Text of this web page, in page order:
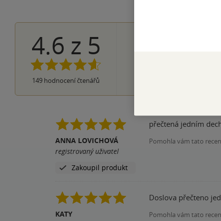
4.6 z 5
149 hodnocení čtenářů
ANNA LOVICHOVÁ
registrovaný uživatel
Zakoupil produkt
přečtená jedním
Pomohla vám tato
KATY
Doslova přečteno
Pomohla vám tato